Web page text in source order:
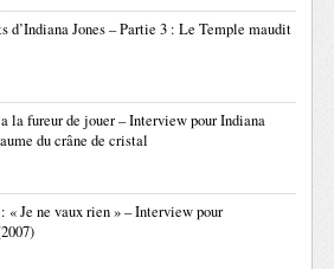
d’Indiana Jones – Partie 3 : Le Temple maudit
la fureur de jouer – Interview pour Indiana
du crâne de cristal
« Je ne vaux rien » – Interview pour